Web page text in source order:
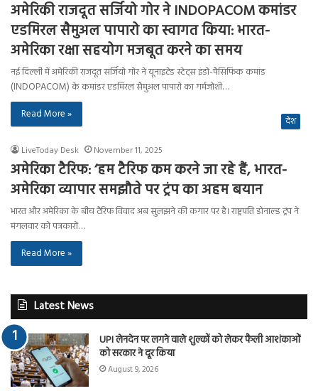
अमेरिकी राजदूत सर्जियो गोर ने INDOPACOM कमांडर
एडमिरल सैमुअल पापारो का स्वागत किया: भारत-
अमेरिका रक्षा सहयोग मजबूत करने का समय
नई दिल्ली में अमेरिकी राजदूत सर्जियो गोर ने यूनाइटेड स्टेट्स इंडो-पैसिफिक कमांड
(INDOPACOM) के कमांडर एडमिरल सैमुअल पापारो का गर्मजोशी…
Read More »
देश
LiveToday Desk November 11, 2025
अमेरिका टैरिफ: ‘हम टैरिफ कम करने जा रहे हैं, भारत-
अमेरिका व्यापार समझौते पर ट्रंप का अहम बयान
भारत और अमेरिका के बीच टैरिफ विवाद अब सुलझने की कगार पर है। राष्ट्रपति डोनाल्ड ट्रंप ने
मंगलवार को पत्रकारों…
Read More »
Latest News
UPI लेनदेन पर लगने वाले शुल्कों को लेकर फैली आशंकाओं
को सरकार ने दूर किया
August 9, 2026